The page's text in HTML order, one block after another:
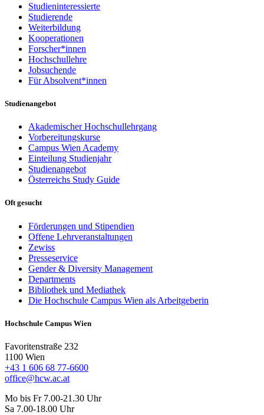
Studieninteressierte
Studierende
Weiterbildung
Kooperationen
Forscher*innen
Hochschullehre
Jobsuchende
Für Absolvent*innen
Studienangebot
Akademischer Hochschullehrgang
Vorbereitungskurse
Campus Wien Academy
Einteilung Studienjahr
Studienangebot
Österreichs Study Guide
Oft gesucht
Förderungen und Stipendien
Offene Lehrveranstaltungen
Zewiss
Presseservice
Gender & Diversity Management
Departments
Bibliothek und Mediathek
Die Hochschule Campus Wien als Arbeitgeberin
Hochschule Campus Wien
Favoritenstraße 232
1100 Wien
+43 1 606 68 77-6600
office@hcw.ac.at
Mo bis Fr 7.00-21.30 Uhr
Sa 7.00-18.00 Uhr